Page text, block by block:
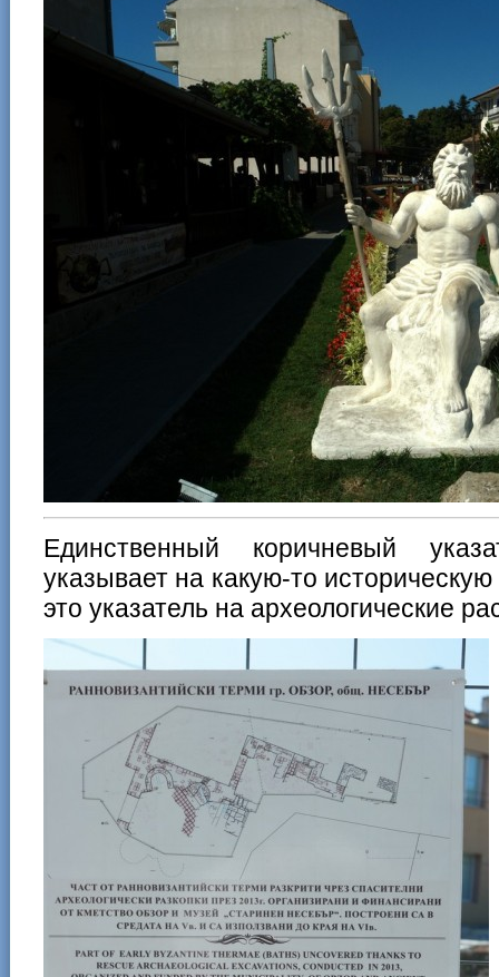
Единственный коричневый
указывает на какую-то
это указатель на археологические